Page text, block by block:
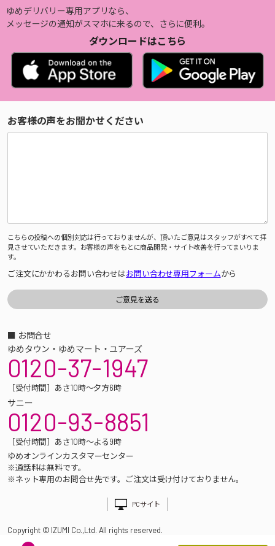
ゆめデリバリー専用アプリなら、
メッセージの通知がスマホに来るので、さらに便利。
ダウンロードはこちら
お客様の声をお聞かせください
こちらの投稿への個別対応は行っておりませんが、頂いたご意見はスタッフがすべて拝
見させていただきます。お客様の声をもとに商品開発・サイト改善を行ってまいりま
す。
ご注文にかかわるお問い合わせはお問い合わせ専用フォームから
■ お問合せ
ゆめタウン・ゆめマート・ユアーズ
0120-37-1947
［受付時間］あさ10時～夕方6時
サニー
0120-93-8851
［受付時間］あさ10時～よる9時
ゆめオンラインカスタマーセンター
※通話料は無料です。
※ネット専用のお問合せ先です。ご注文は受け付けておりません。
PCサイト
Copyright © IZUMI Co.,Ltd. All rights reserved.